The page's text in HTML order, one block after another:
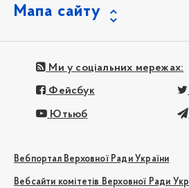
Мапа сайту
Ми у соціальних мережах:
Фейсбук
Ютьюб
Вебпортал Верховної Ради України
Вебсайти комітетів Верховної Ради